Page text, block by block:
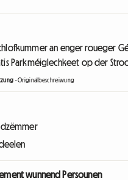
an enger roueger
Parkméiglechkeet op der
-Originalbeschreiwung
wunnend Persounen